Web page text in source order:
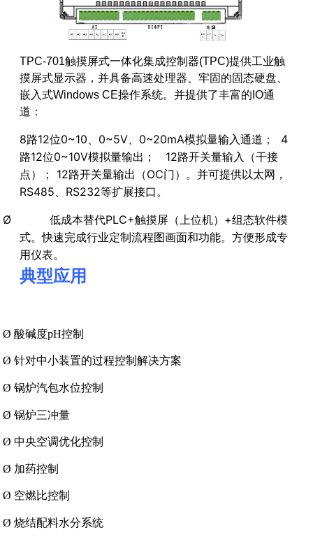
TPC-701触摸屏式一体化集成控制器(TPC)提供工业触
摸屏式显示器，并具备高速处理器、 牢固 的固态硬盘、
嵌入式Windows CE操作系统。并提供了丰富的IO通
道：
8路12位0~10、0~5V、0~20mA模拟量输入通道；
4
路12位0~10V模拟量输出；
12路开关量输入（干接
点）；
12路开关量输出（OC门）。并可提供以太网，
RS485、RS232等扩展接口。
Ø 低成本替代PLC+触摸屏（上位机）+组态软件模
式。快速完成行业定制流程图画面和功能。方便形成专
用仪表。
典型应用
Ø酸碱度pH控制
Ø针对中小装置的过程控制解决方案
Ø锅炉汽包水位控制
Ø锅炉三冲量
Ø中央空调优化控制
Ø 加药控制
Ø 空燃比控制
Ø烧结配料水分系统